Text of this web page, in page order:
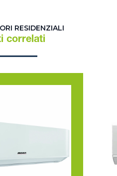
RESIDENZIALI
correlati